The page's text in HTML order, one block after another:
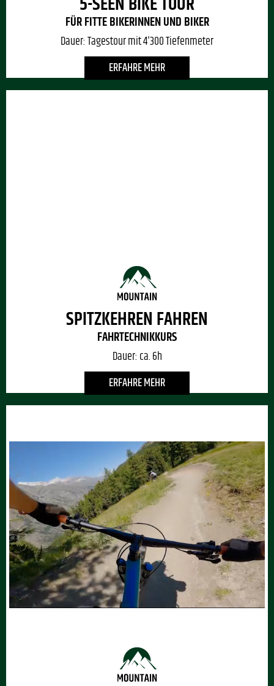
FÜR FITTE BIKERINNEN UND BIKER
Dauer:Tagestour mit 4'300 Tiefenmeter
ERFAHRE MEHR
SPITZKEHREN FAHREN
FAHRTECHNIKKURS
Dauer: ca. 6h
ERFAHRE MEHR